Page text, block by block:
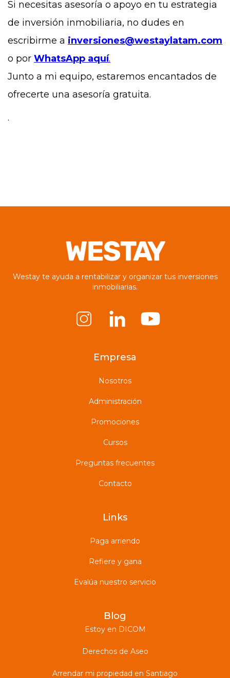
Si necesitas asesoría o apoyo en tu estrategia
de inversión inmobiliaria, no dudes en
escribirme a inversiones@westaylatam.com
o por WhatsApp aquí.
Junto a mi equipo, estaremos encantados de
ofrecerte una asesoría gratuita.
.
Westay te ayuda a rentabilizar y organizar tus inversiones
inmobiliarias.
Empresa
Nosotros
Administración
Promociones
Cursos
Preguntas frecuentes
Contacto
Links
Paga arriendo
Refiere y gana
Evalúa nuestro servicio
Blog
Estoy en DICOM
Derechos de Aseo
Arrendar mi propiedad en Santiago